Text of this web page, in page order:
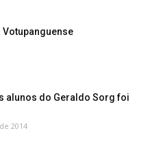
Votupanguense
alunos do Geraldo Sorg foi
2014